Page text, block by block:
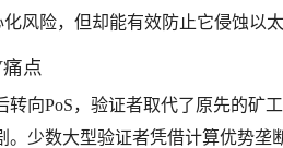
风险，但却能有效防止它侵蚀以太
点
转向PoS，验证者取代了原先的
少数大型验证者凭借计算优势